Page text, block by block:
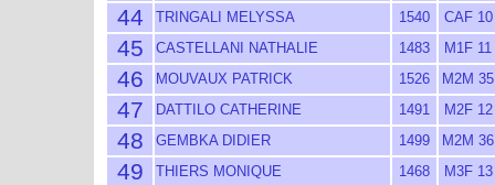
44 TRINGALI MELYSSA 1540 CAF 10
45 CASTELLANI NATHALIE 1483 M1F 11
46 MOUVAUX PATRICK 1526 M2M 35
47 DATTILO CATHERINE 1491 M2F 12
48 GEMBKA DIDIER 1499 M2M 36
49 THIERS MONIQUE 1468 M3F 13